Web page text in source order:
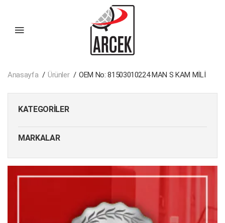
Anasayfa Ürünler OEM No: 81503010224 MAN S KAM MİLİ
KATEGORILER
MARKALAR